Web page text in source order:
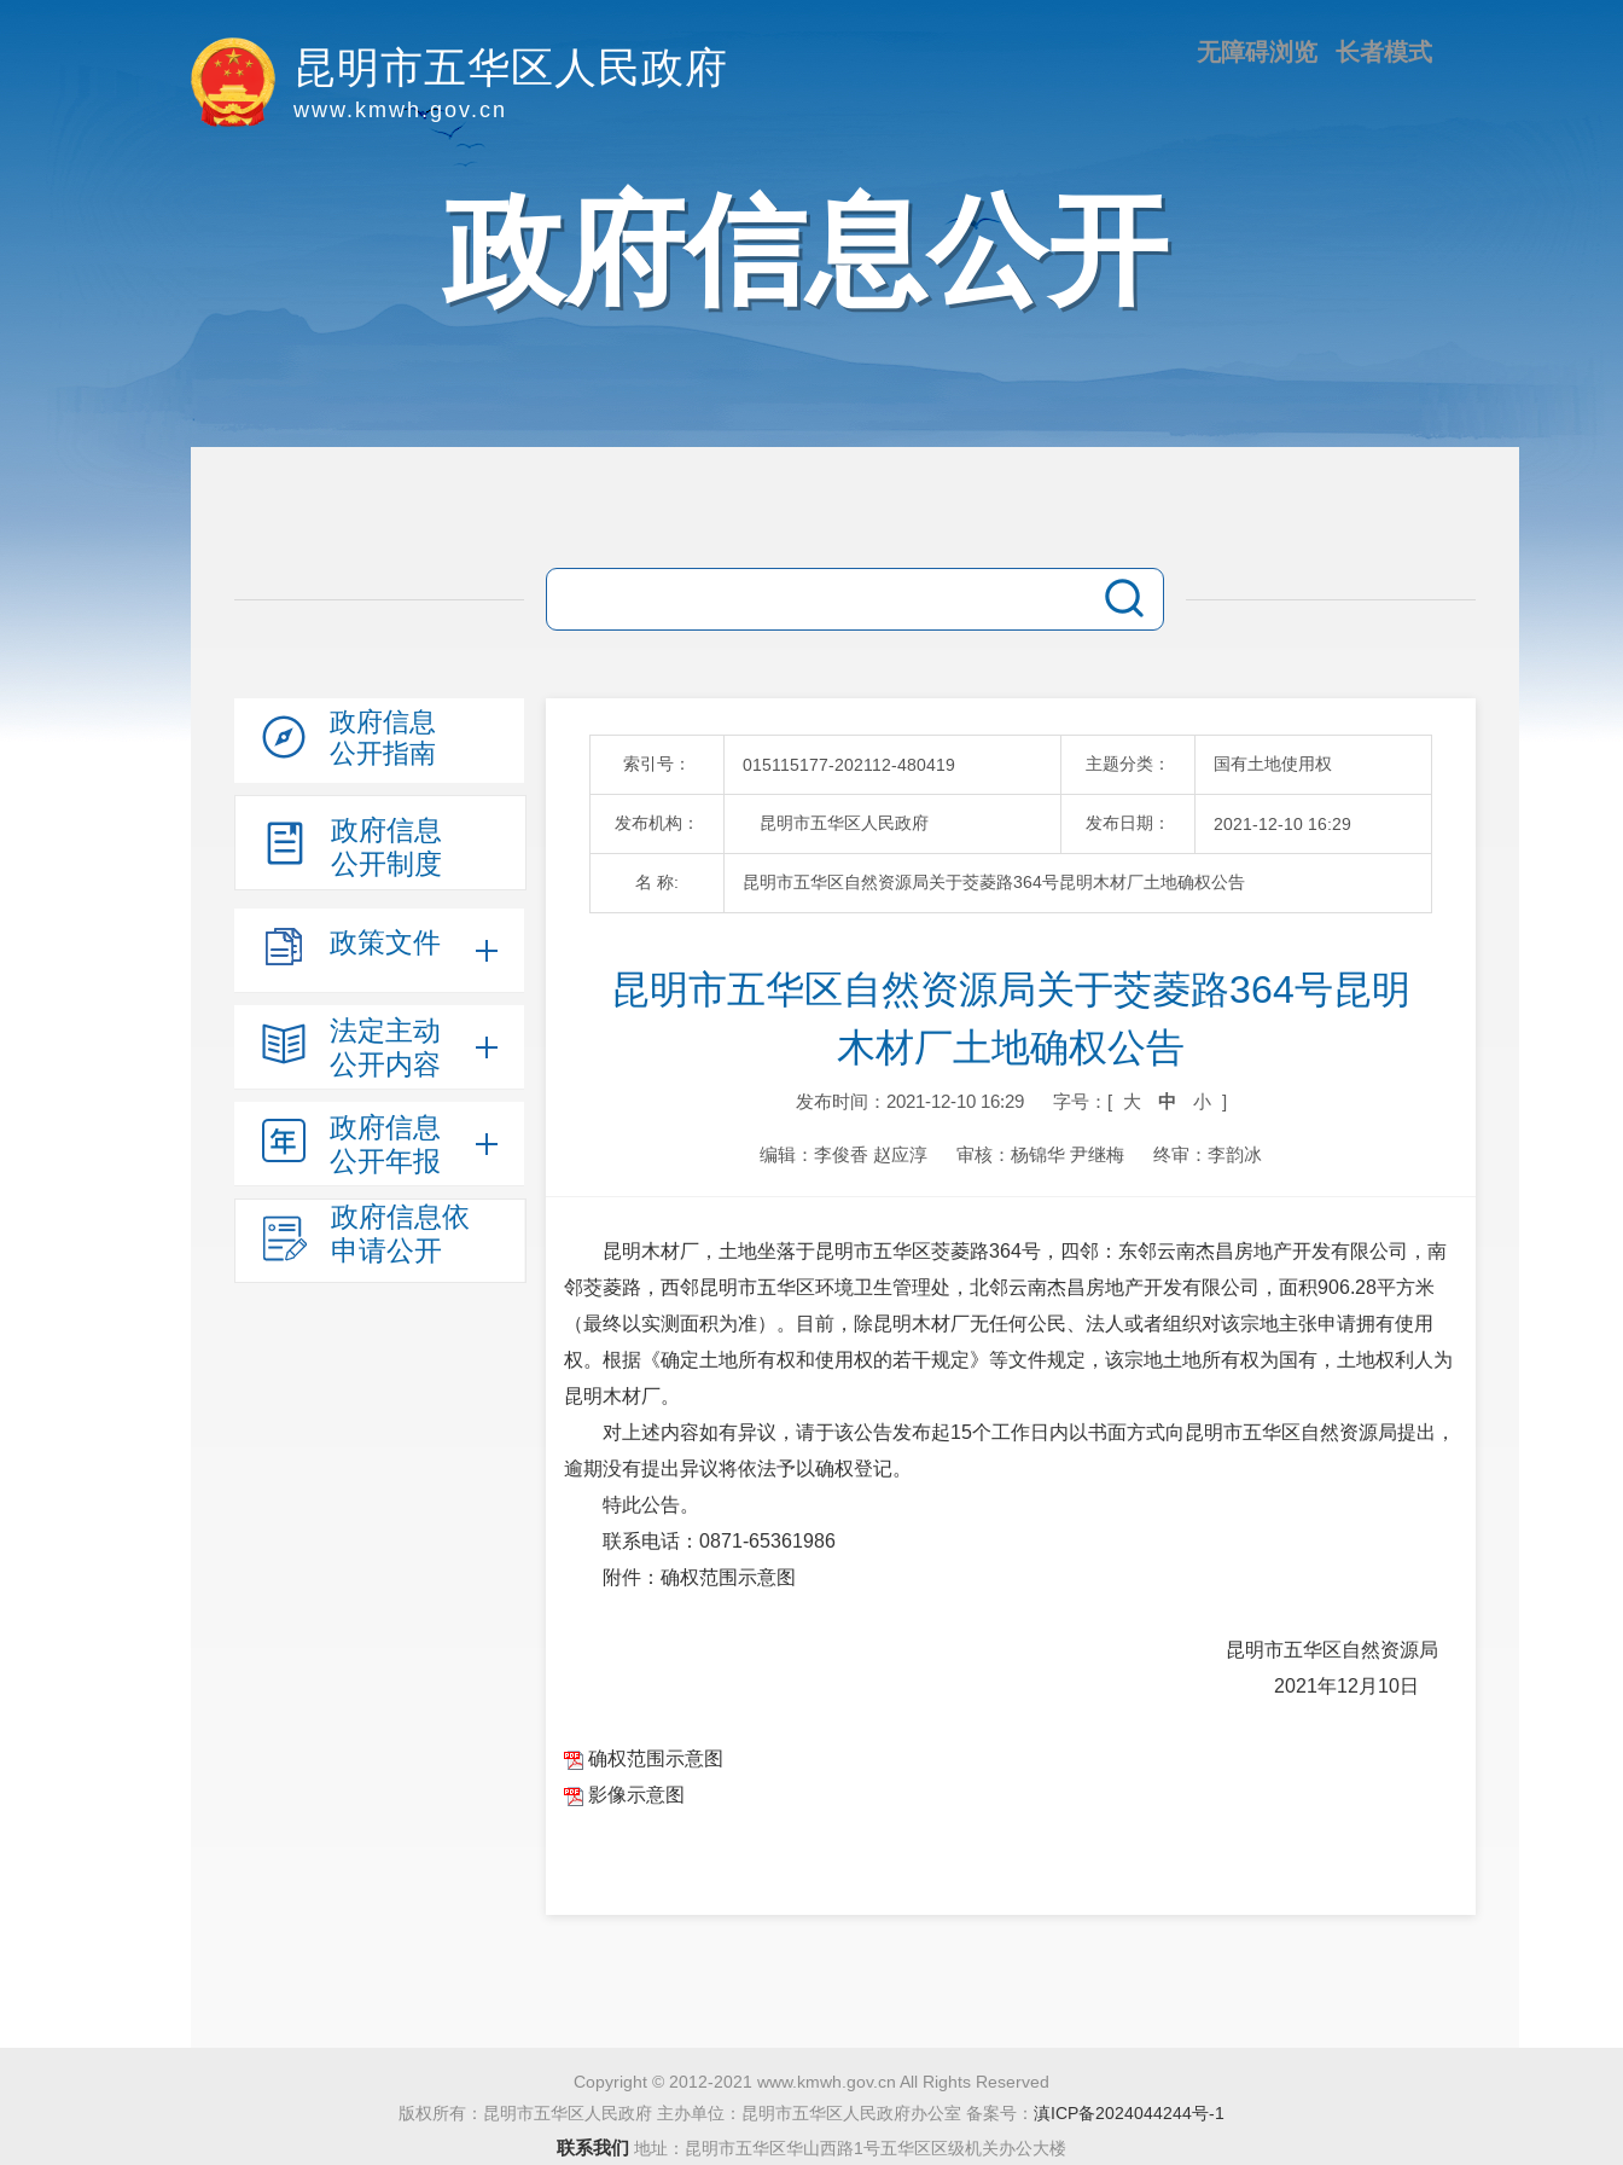
昆明市五华区人民政府
www.kmwh.gov.cn
长者模式
无障碍浏览
政府信息公开
政府信息
公开指南
政府信息
公开制度
政策文件
法定主动
公开内容
政府信息
公开年报
政府信息依
申请公开
索引号： 015115177-202112-480419 主题分类： 国有土地使用权
发布机构： 昆明市五华区人民政府 发布日期： 2021-12-10 16:29
名 称: 昆明市五华区自然资源局关于茭菱路364号昆明木材厂土地确权公告
昆明市五华区自然资源局关于茭菱路364号昆明
木材厂土地确权公告
发布时间：2021-12-10 16:29 字号：[ 大 中 小 ]
编辑：李俊香 赵应淳 审核：杨锦华 尹继梅 终审：李韵冰
昆明木材厂，土地坐落于昆明市五华区茭菱路364号，四邻：东邻云南杰昌房地产开发有限公司，南
邻茭菱路，西邻昆明市五华区环境卫生管理处，北邻云南杰昌房地产开发有限公司，面积906.28平方米
（最终以实测面积为准）。目前，除昆明木材厂无任何公民、法人或者组织对该宗地主张申请拥有使用
权。根据《确定土地所有权和使用权的若干规定》等文件规定，该宗地土地所有权为国有，土地权利人为
昆明木材厂。
对上述内容如有异议，请于该公告发布起15个工作日内以书面方式向昆明市五华区自然资源局提出，
逾期没有提出异议将依法予以确权登记。
特此公告。
联系电话：0871-65361986
附件：确权范围示意图
昆明市五华区自然资源局
2021年12月10日
确权范围示意图
影像示意图
Copyright © 2012-2021 www.kmwh.gov.cn All Rights Reserved
版权所有：昆明市五华区人民政府 主办单位：昆明市五华区人民政府办公室 备案号： 滇ICP备2024044244号-1
联系我们 地址：昆明市五华区华山西路1号五华区区级机关办公大楼